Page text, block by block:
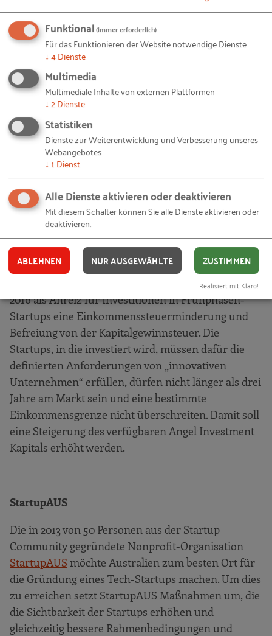
Die Regierung hat 36 Millionen AD dafür
bereitgestellt, sogenannte
einzurichten. Diese Acceleratoren in Städten wie
Berlin, San Francisco, Tel Aviv und Shanghai sollen
es den australischen Gründern erleichtern, in den
ausländischen Märkten Fuß zu fassen, sich zu
vernetzen und am Markt zu etablieren. Die Landing
Pads bieten Coaching, Kontakt zu Mentoren,
Investoren und Kunden sowie die Möglichkeit für
spezielle Trainings, auf die besonderen Bedürfnisse
angepasste Networking-Events sowie den Zugang
Berlin ist im Betahaus angesiedelt.
Steueranreize für Frühphasen-Investor
bietet Investoren seit
2016 als Anreiz für Investitionen in Frühphasen-
Startups eine Einkommenssteuerminderung und
Befreiung von der Kapitalgewinnsteuer. Die
Startups, in die investiert wird, müssen dafür die
definierten Anforderungen von „innovativen
Unternehmen“ erfüllen, dürfen nicht länger als drei
Jahre am Markt sein und eine bestimmte
Einkommensgrenze nicht überschreiten. Damit soll
eine Steigerung des verfügbaren Angel Investment
Kapitals erhöht werden.
StartupAUS
Die in 2013 von 50 Personen aus der Startup
Community gegründete Nonprofit-Organisation
StartupAUS möchte Australien zum besten Ort für
die Gründung eines Tech-Startups machen. Um dies
zu erreichen setzt StartupAUS Maßnahmen um, die
die Sichtbarkeit der Startups erhöhen und
gleichzeitig bessere Rahmenbedingungen und
Funktional(immer erforderlich)
Für das Funktionieren der Website notwendige Dienste
↓ 4Dienste
Multimedia
Multimediale Inhalte von externen Plattformen
↓ 2Dienste
Statistiken
Dienste zur Weiterentwicklung und Verbesserung unseres
Webangebotes
↓ 1 Dienst
Alle Dienste aktivieren oder deaktivieren
Mit diesem Schalter können Sie alle Dienste aktivieren oder
deaktivieren.
ABLEHNEN NUR AUSGEWÄHLTE ZUSTIMMEN
Realisiert mit Klaro!